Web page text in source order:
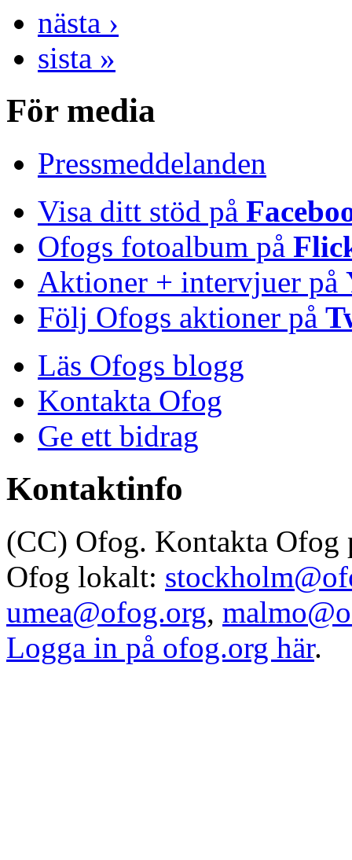
nästa ›
sista »
För media
Pressmeddelanden
Visa ditt stöd på
Ofogs fotoalbum på
Aktioner + intervjuer på
Följ Ofogs aktioner på
Läs Ofogs blogg
Kontakta Ofog
Ge ett bidrag
Kontaktinfo
(CC) Ofog. Kontakta Ofog
Ofog lokalt:
umea@ofog.org,
Logga in på ofog.org här.